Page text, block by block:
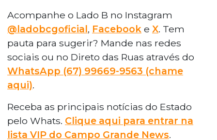
Acompanhe o Lado B no Instagram
@ladobcgoficial, Facebook e X. Tem
pauta para sugerir? Mande nas redes
sociais ou no Direto das Ruas através do
WhatsApp (67) 99669-9563 (chame
aqui).
Receba as principais notícias do Estado
pelo Whats. Clique aqui para entrar na
lista VIP do Campo Grande News.